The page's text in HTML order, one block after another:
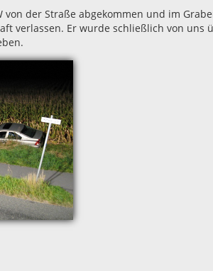
von der Straße abgekommen und im
verlassen. Er wurde schließlich von